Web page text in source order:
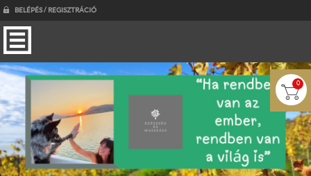
BELÉPÉS / REGISZTRÁCIÓ
0